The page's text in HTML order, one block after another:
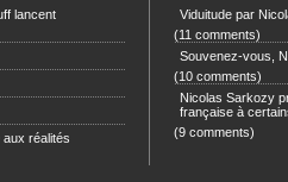
lancent
réalités
Viduitude par
(11 comments)
Souvenez-vous,
(10 comments)
Nicolas Sarkozy
française à
(9 comments)